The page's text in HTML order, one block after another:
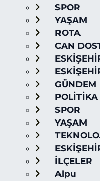
SPOR
YAŞAM
ROTA
CAN
GÜNDEM
POLİTİKA
SPOR
YAŞAM
İLÇELER
Alpu